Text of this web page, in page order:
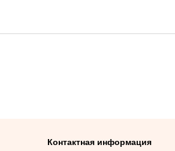
Контактная информация